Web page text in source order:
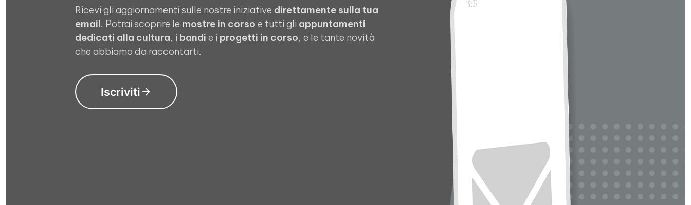
Ricevi gli aggiornamenti sulle nostre iniziative direttamente sulla tua
email. Potrai scoprire le mostre in corso e tutti gli appuntamenti
dedicati alla cultura, i bandi e i progetti in corso, e le tante novità
che abbiamo da raccontarti.
Iscriviti